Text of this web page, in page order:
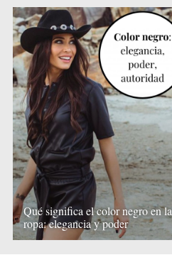
Qué significa el color negro en la
ropa: elegancia y poder